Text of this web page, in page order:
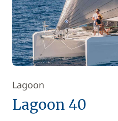
Lagoon
Lagoon 40